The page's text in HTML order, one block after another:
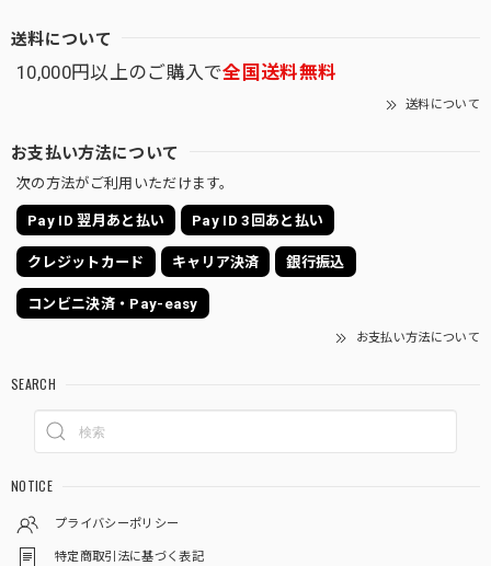
送料について
10,000円以上のご購入で全国送料無料
送料について
お支払い方法について
次の方法がご利用いただけます。
Pay ID 翌月あと払い Pay ID 3回あと払い
クレジットカード キャリア決済 銀行振込
コンビニ決済・Pay-easy
お支払い方法について
SEARCH
NOTICE
プライバシーポリシー
特定商取引法に基づく表記